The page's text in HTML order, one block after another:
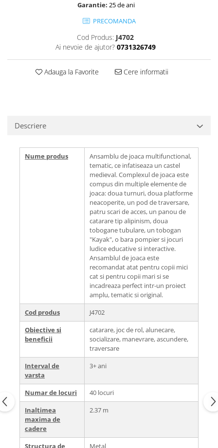
Garantie: 25 de ani
PRECOMANDA
Cod Produs: J4702
Ai nevoie de ajutor? 0731326749
Adauga la Favorite Cere informatii
Descriere
Nume produs
Ansamblu de joaca multifunctional,
tematic, ce infatiseaza un castel
medieval. Complexul de joaca este
compus din multiple elemente de
joaca: doua turnuri, doua platforme
neacoperite, un pod de traversare,
patru scari de acces, un panou de
catarare tip alipinism, doua
tobogane tubulare, un tobogan
"Kayak", o bara pompier si jocuri
ludice educative si interactive.
Ansamblul de joaca este
recomandat atat pentru copii mici
cat si pentru copii mari si se
incadreaza perfect intr-un proiect
amplu, tematic si original.
Cod produs
J4702
Obiective si
beneficii
catarare, joc de rol, alunecare,
socializare, manevrare, ascundere,
traversare
Interval de
varsta
3+ ani
Numar de locuri
40 locuri
Inaltimea
maxima de
cadere
2.37 m
Structura de Metal